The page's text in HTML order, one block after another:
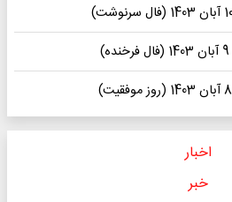
اخبار
خبر